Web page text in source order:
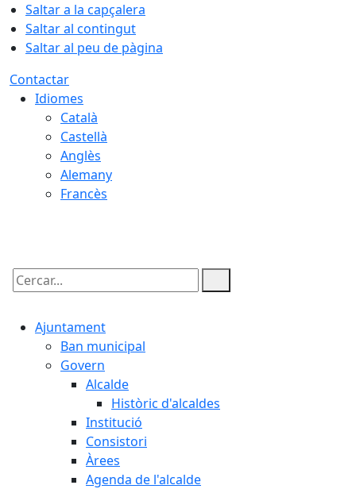
Saltar a la capçalera
Saltar al contingut
Saltar al peu de pàgina
Contactar
Idiomes
Català
Castellà
Anglès
Alemany
Francès
Cercar:
Ajuntament
Ban municipal
Govern
Alcalde
Històric d'alcaldes
Institució
Consistori
Àrees
Agenda de l'alcalde